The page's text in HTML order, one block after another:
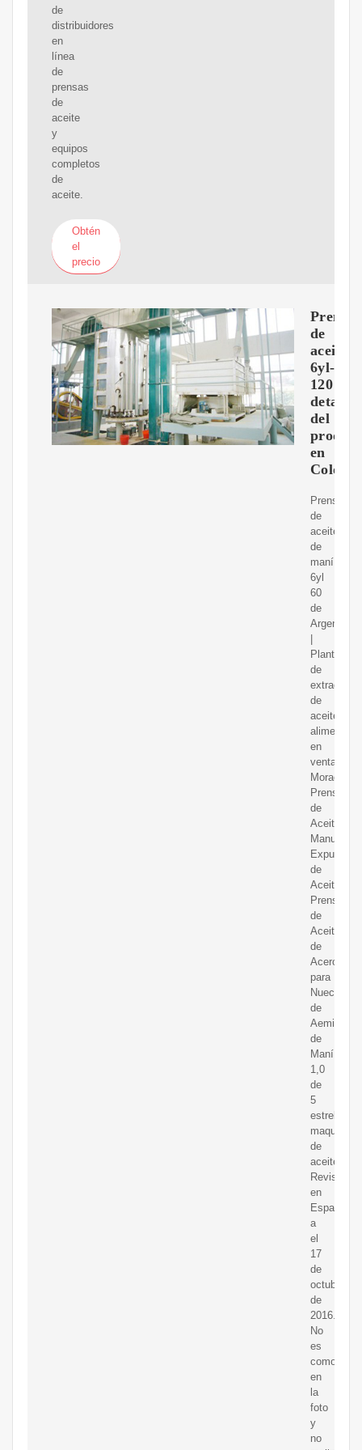
de
distribuidores
en
línea
de
prensas
de
aceite
y
equipos
completos
de
aceite.
Obtén
el
precio
Prensa
de
aceite
6yl-
120
detalles
del
en
Prensa
de
aceite
de
maní
6yl
60
de
Argentina
Planta
de
extracción
de
aceite
alimentario
en
venta.
Moracle
Prensa
de
Aceite
Manual
Expulsor
de
Aceite
Prensa
de
Aceite
de
Acero
para
Nueces
de
Aemillas
de
Maní
1,0
de
5
estrellas
maquina
de
aceite.
Revisado
en
Espa?
a
el
17
de
octubre
de
2016.
No
es
como
en
la
foto
y
no